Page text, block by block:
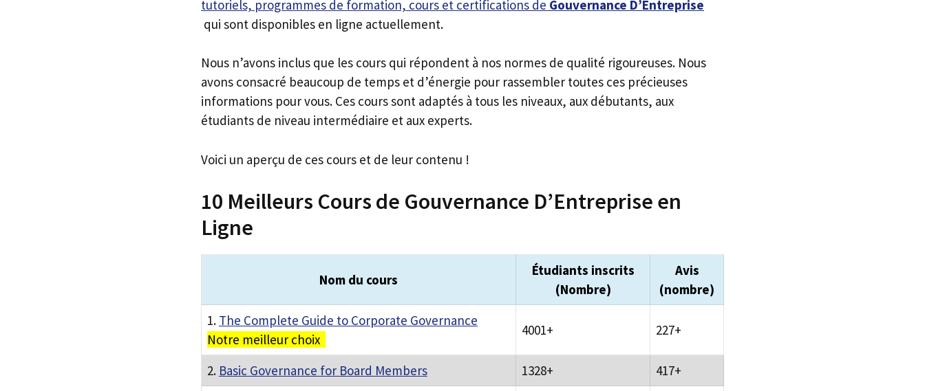
tutoriels, programmes de formation, cours et certifications de Gouvernance D’Entreprise
qui sont disponibles en ligne actuellement.
Nous n’avons inclus que les cours qui répondent à nos normes de qualité rigoureuses. Nous
avons consacré beaucoup de temps et d’énergie pour rassembler toutes ces précieuses
informations pour vous. Ces cours sont adaptés à tous les niveaux, aux débutants, aux
étudiants de niveau intermédiaire et aux experts.
Voici un aperçu de ces cours et de leur contenu !
10 Meilleurs Cours de Gouvernance D’Entreprise en
Ligne
Nom du cours
Étudiants inscrits
(Nombre)
Avis
(nombre)
1. The Complete Guide to Corporate Governance
Notre meilleur choix
4001+ 227+
2. Basic Governance for Board Members 1328+
417+